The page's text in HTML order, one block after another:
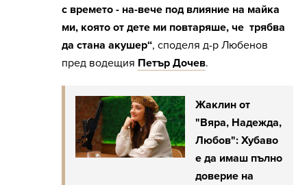
с времето - на-вече под влияние на майка
ми, която от дете ми повтаряше, че трябва
да стана акушер“, споделя д-р Любенов
пред водещия Петър Дочев.
Жаклин от
"Вяра, Надежда,
Любов": Хубаво
е да имаш пълно
доверие на